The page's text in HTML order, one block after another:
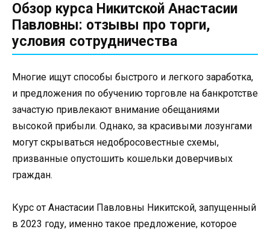
Обзор курса Никитской Анастасии
Павловны: отзывы про торги,
условия сотрудничества
Многие ищут способы быстрого и легкого заработка,
и предложения по обучению торговле на банкротстве
зачастую привлекают внимание обещаниями
высокой прибыли. Однако, за красивыми лозунгами
могут скрываться недобросовестные схемы,
призванные опустошить кошельки доверчивых
граждан.
Курс от Анастасии Павловны Никитской, запущенный
в 2023 году, именно такое предложение, которое